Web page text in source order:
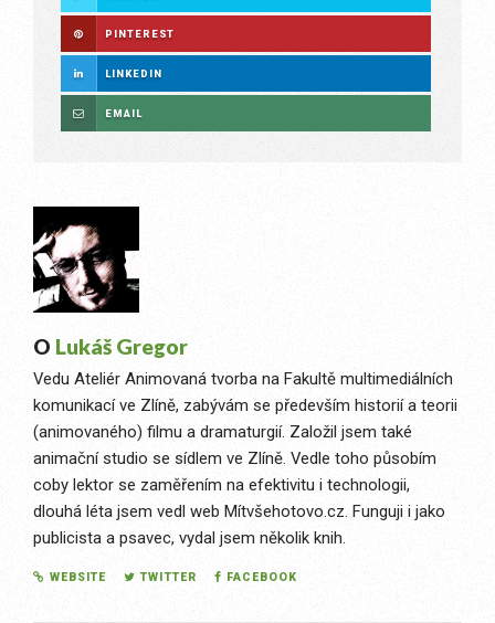
PINTEREST
LINKEDIN
EMAIL
O Lukáš Gregor
Vedu Ateliér Animovaná tvorba na Fakultě multimediálních
komunikací ve Zlíně, zabývám se především historií a teorii
(animovaného) filmu a dramaturgií. Založil jsem také
animační studio se sídlem ve Zlíně. Vedle toho působím
coby lektor se zaměřením na efektivitu i technologii,
dlouhá léta jsem vedl web Mítvšehotovo.cz. Funguji i jako
publicista a psavec, vydal jsem několik knih.
WEBSITE TWITTER FACEBOOK